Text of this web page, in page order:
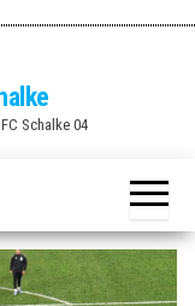
Schalke 04